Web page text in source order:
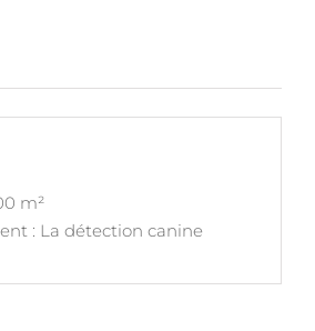
m²
: La détection canine